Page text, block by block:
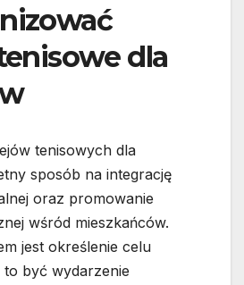
dla
tenisowych dla
sposób na integrację
oraz promowanie
wśród mieszkańców.
jest określenie celu
być wydarzenie